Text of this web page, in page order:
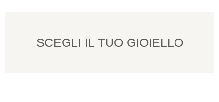
SCEGLI IL TUO GIOIELLO